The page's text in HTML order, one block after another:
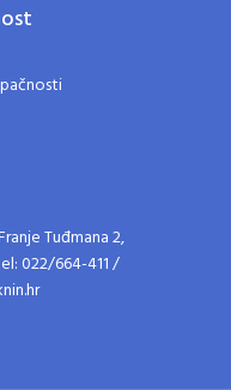
Tuđmana 2,
022/664-411 /